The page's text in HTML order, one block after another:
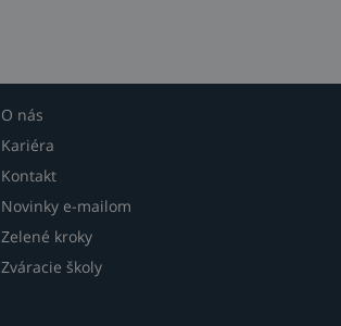
O nás
Kariéra
Kontakt
Novinky e-mailom
Zelené kroky
Zváracie školy